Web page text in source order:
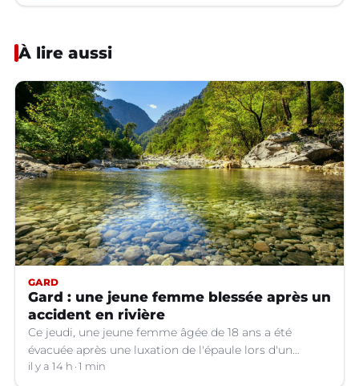
À lire aussi
GARD
Gard : une jeune femme blessée après un
accident en rivière
Ce jeudi, une jeune femme âgée de 18 ans a été
évacuée après une luxation de l'épaule lors d'un
plongeon dans une rivière à Saint-André-de-
il y a 14 h 1 min